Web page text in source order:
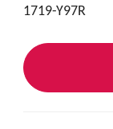
1719-Y97R